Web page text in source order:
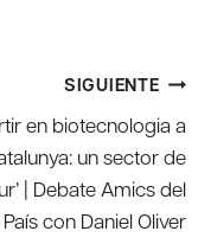
SIGUIENTE
en biotecnologia a
un sector de
| Debate Amics del
País con Daniel Oliver